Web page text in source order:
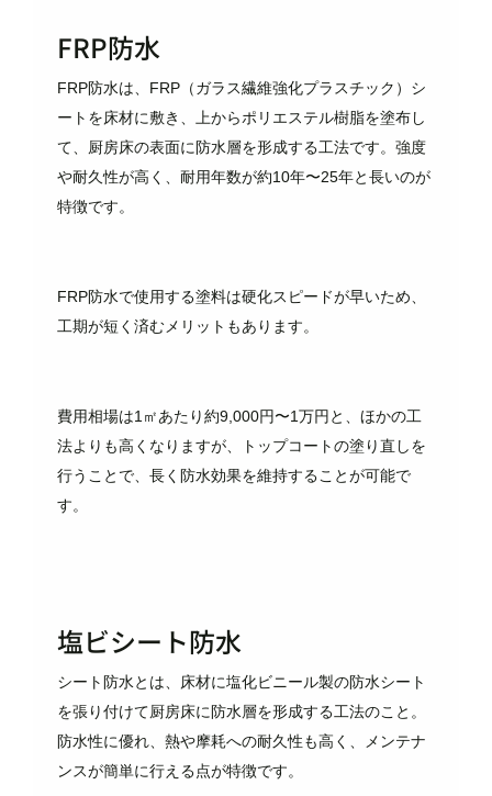
FRP防水
FRP防水は、FRP（ガラス繊維強化プラスチック）シ
ートを床材に敷き、上からポリエステル樹脂を塗布し
て、厨房床の表面に防水層を形成する工法です。強度
や耐久性が高く、耐用年数が約10年〜25年と長いのが
特徴です。
FRP防水で使用する塗料は硬化スピードが早いため、
工期が短く済むメリットもあります。
費用相場は1㎡あたり約9,000円〜1万円と、ほかの工
法よりも高くなりますが、トップコートの塗り直しを
行うことで、長く防水効果を維持することが可能で
す。
塩ビシート防水
シート防水とは、床材に塩化ビニール製の防水シート
を張り付けて厨房床に防水層を形成する工法のこと。
防水性に優れ、熱や摩耗への耐久性も高く、メンテナ
ンスが簡単に行える点が特徴です。